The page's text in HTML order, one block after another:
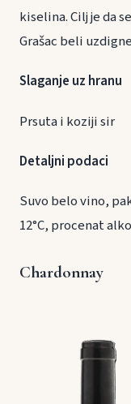
kiselina. Cilj je da
Grašac beli
Slaganje uz
Prsuta i koziji sir
Detaljni podaci
Suvo belo vino,
12°C, procenat
Chardonnay